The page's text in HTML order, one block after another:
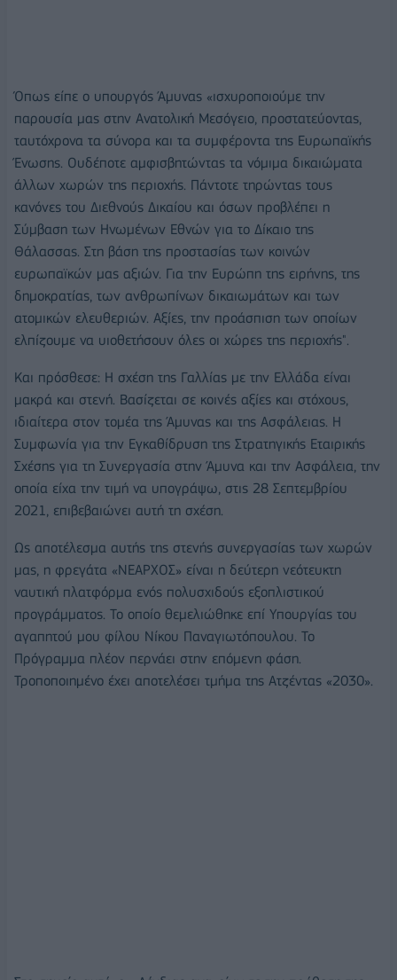
Όπως είπε ο υπουργός Άμυνας «ισχυροποιούμε την
παρουσία μας στην Ανατολική Μεσόγειο, προστατεύοντας,
ταυτόχρονα τα σύνορα και τα συμφέροντα της Ευρωπαϊκής
Ένωσης. Ουδέποτε αμφισβητώντας τα νόμιμα δικαιώματα
άλλων χωρών της περιοχής. Πάντοτε τηρώντας τους
κανόνες του Διεθνούς Δικαίου και όσων προβλέπει η
Σύμβαση των Ηνωμένων Εθνών για το Δίκαιο της
Θάλασσας. Στη βάση της προστασίας των κοινών
ευρωπαϊκών μας αξιών. Για την Ευρώπη της ειρήνης, της
δημοκρατίας, των ανθρωπίνων δικαιωμάτων και των
ατομικών ελευθεριών. Αξίες, την προάσπιση των οποίων
ελπίζουμε να υιοθετήσουν όλες οι χώρες της περιοχής".
Και πρόσθεσε: Η σχέση της Γαλλίας με την Ελλάδα είναι
μακρά και στενή. Βασίζεται σε κοινές αξίες και στόχους,
ιδιαίτερα στον τομέα της Άμυνας και της Ασφάλειας. Η
Συμφωνία για την Εγκαθίδρυση της Στρατηγικής Εταιρικής
Σχέσης για τη Συνεργασία στην Άμυνα και την Ασφάλεια, την
οποία είχα την τιμή να υπογράψω, στις 28 Σεπτεμβρίου
2021, επιβεβαιώνει αυτή τη σχέση.
Ως αποτέλεσμα αυτής της στενής συνεργασίας των χωρών
μας, η φρεγάτα «ΝΕΑΡΧΟΣ» είναι η δεύτερη νεότευκτη
ναυτική πλατφόρμα ενός πολυσχιδούς εξοπλιστικού
προγράμματος. Το οποίο θεμελιώθηκε επί Υπουργίας του
αγαπητού μου φίλου Νίκου Παναγιωτόπουλου. Το
Πρόγραμμα πλέον περνάει στην επόμενη φάση.
Τροποποιημένο έχει αποτελέσει τμήμα της Ατζέντας «2030».